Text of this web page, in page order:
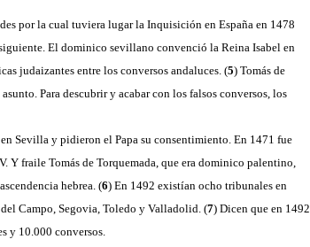
por la cual tuviera lugar la Inquisición en España en 1478
El dominico sevillano convenció la Reina Isabel en
judaizantes entre los conversos andaluces. (5) Tomás de
Para descubrir y acabar con los falsos conversos, los
Sevilla y pidieron el Papa su consentimiento. En 1471 fue
Y fraile Tomás de Torquemada, que era dominico palentino,
hebrea. (6) En 1492 existían ocho tribunales en
Campo, Segovia, Toledo y Valladolid. (7) Dicen que en 1492
y 10.000 conversos.